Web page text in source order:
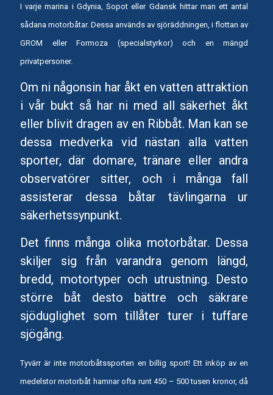
I varje marina i Gdynia, Sopot eller Gdansk hittar man ett antal
sådana motorbåtar. Dessa används av sjöräddningen, i flottan av
GROM eller Formoza (specialstyrkor) och en mängd
privatpersoner.
Om ni någonsin har åkt en vatten attraktion
i vår bukt så har ni med all säkerhet åkt
eller blivit dragen av en Ribbåt. Man kan se
dessa medverka vid nästan alla vatten
sporter, där domare, tränare eller andra
observatörer sitter, och i många fall
assisterar dessa båtar tävlingarna ur
säkerhetssynpunkt.
Det finns många olika motorbåtar. Dessa
skiljer sig från varandra genom längd,
bredd, motortyper och utrustning. Desto
större båt desto bättre och säkrare
sjöduglighet som tillåter turer i tuffare
sjögång.
Tyvärr är inte motorbåtssporten en billig sport! Ett inköp av en
medelstor motorbåt hamnar ofta runt 450 – 500 tusen kronor, då